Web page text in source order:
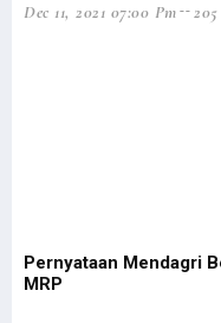
Dec 11, 2021 07:00 Pm
Pernyataan Mendagri
MRP